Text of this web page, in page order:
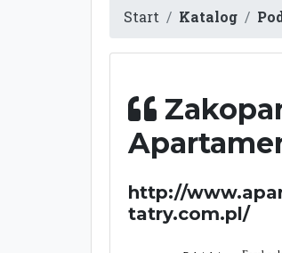
Start Katalog
http://
tatry.com.pl/